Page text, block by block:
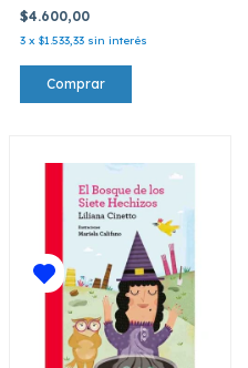
$4.600,00
3 x $1.533,33 sin interés